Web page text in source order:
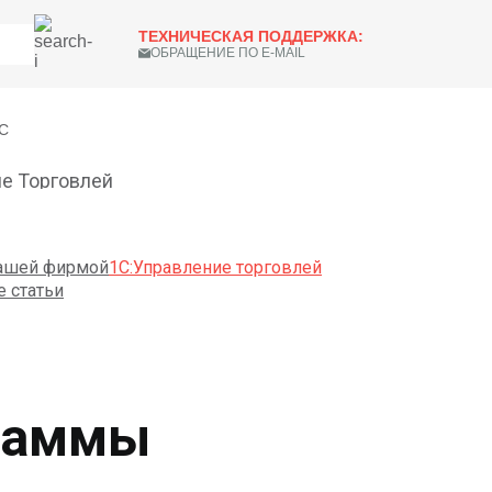
ТЕХНИЧЕСКАЯ ПОДДЕРЖКА:
ОБРАЩЕНИЕ ПО E-MAIL
Торговлей
фирмой1С:Управление торговлей
статьи